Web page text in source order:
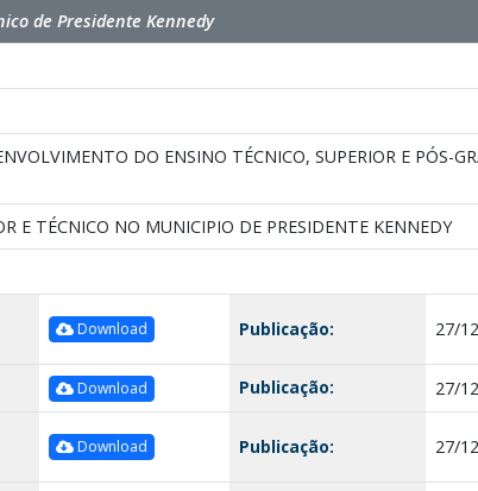
de Presidente Kennedy
DO ENSINO TÉCNICO, SUPERIOR E PÓS-
E TÉCNICO NO MUNICIPIO DE PRESIDENTE KENNEDY
Download Publicação: 27/
Download Publicação: 27/
Download Publicação: 27/